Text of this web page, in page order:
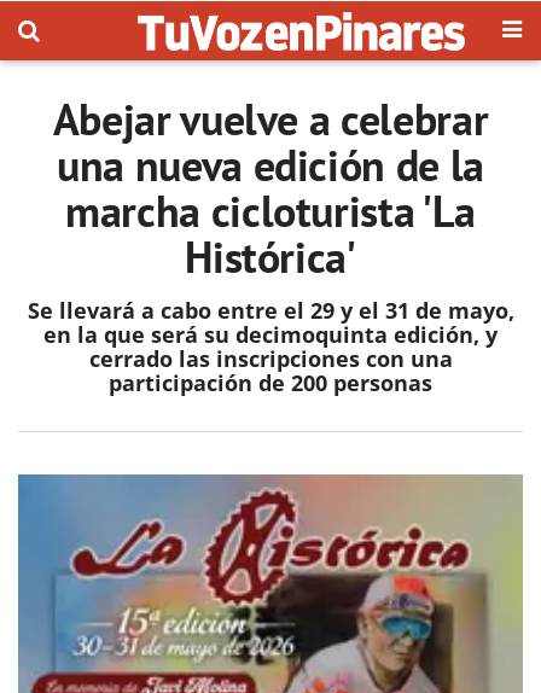
Abejar vuelve a celebrar
una nueva edición de la
marcha cicloturista 'La
Histórica'
Se llevará a cabo entre el 29 y el 31 de mayo,
en la que será su decimoquinta edición, y
cerrado las inscripciones con una
participación de 200 personas